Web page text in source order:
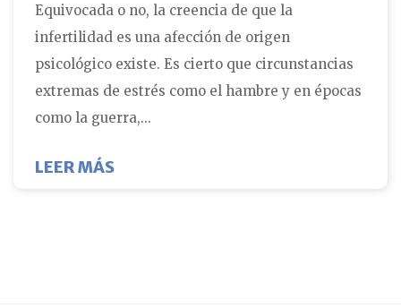
Equivocada o no, la creencia de que la
infertilidad es una afección de origen
psicológico existe. Es cierto que circunstancias
extremas de estrés como el hambre y en épocas
como la guerra,...
LEER MÁSABOUT EL ESTRÉS DE LA